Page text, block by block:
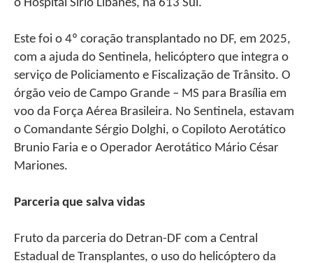
o Hospital Sírio Libanês, na 613 Sul.
Este foi o 4º coração transplantado no DF, em 2025,
com a ajuda do Sentinela, helicóptero que integra o
serviço de Policiamento e Fiscalização de Trânsito. O
órgão veio de Campo Grande – MS para Brasília em
voo da Força Aérea Brasileira. No Sentinela, estavam
o Comandante Sérgio Dolghi, o Copiloto Aerotático
Brunio Faria e o Operador Aerotático Mário César
Mariones.
Parceria que salva vidas
Fruto da parceria do Detran-DF com a Central
Estadual de Transplantes, o uso do helicóptero da